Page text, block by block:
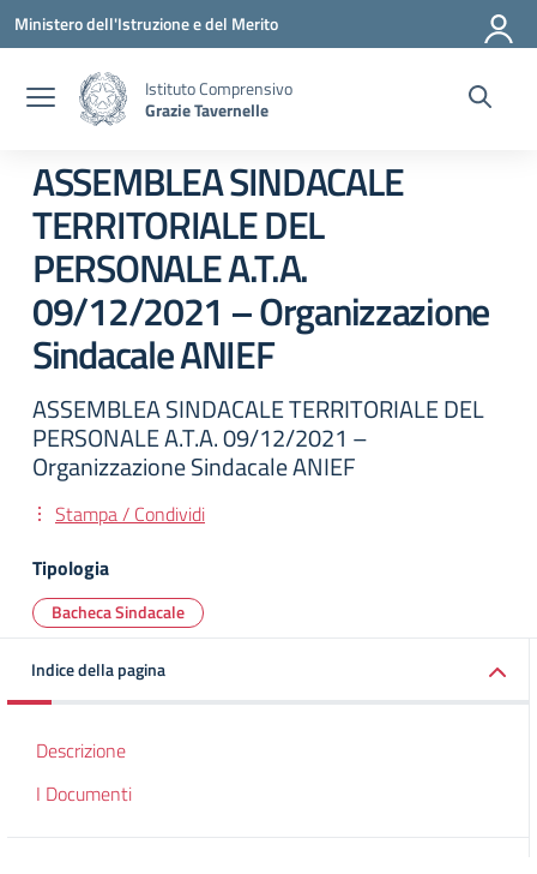
Vai ai contenuti
Vai al menu di navigazione
Vai al footer
Ministero dell'Istruzione e del Merito
Istituto Comprensivo
Grazie Tavernelle
ASSEMBLEA SINDACALE
TERRITORIALE DEL
PERSONALE A.T.A.
09/12/2021 – Organizzazione
Sindacale ANIEF
ASSEMBLEA SINDACALE TERRITORIALE DEL
PERSONALE A.T.A. 09/12/2021 –
Organizzazione Sindacale ANIEF
Stampa / Condividi
Tipologia
Bacheca Sindacale
Indice della pagina
Descrizione
I Documenti